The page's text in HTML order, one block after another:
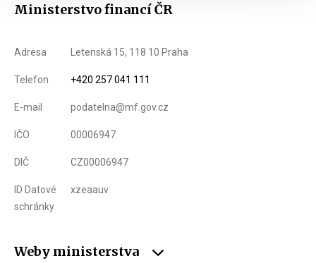
Ministerstvo financí ČR
Adresa Letenská 15, 118 10 Praha
Telefon +420 257 041 111
E-mail podatelna@mf.gov.cz
IČO 00006947
DIČ CZ00006947
ID Datové
schránky
xzeaauv
Weby ministerstva